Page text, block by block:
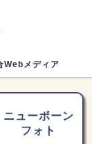
Webメディア
ニューボーン
フォト